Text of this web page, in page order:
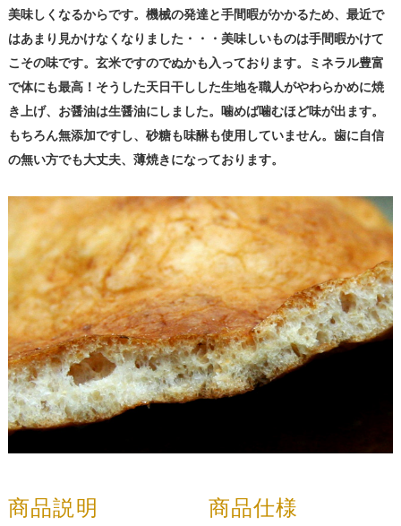
美味しくなるからです。機械の発達と手間暇がかかるため、最近で
はあまり見かけなくなりました・・・美味しいものは手間暇かけて
こその味です。玄米ですのでぬかも入っております。ミネラル豊富
で体にも最高！そうした天日干しした生地を職人がやわらかめに焼
き上げ、お醤油は生醤油にしました。噛めば噛むほど味が出ます。
もちろん無添加ですし、砂糖も味醂も使用していません。歯に自信
の無い方でも大丈夫、薄焼きになっております。
商品説明 商品仕様